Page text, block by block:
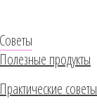
Советы
Полезные продукты
Практические советы